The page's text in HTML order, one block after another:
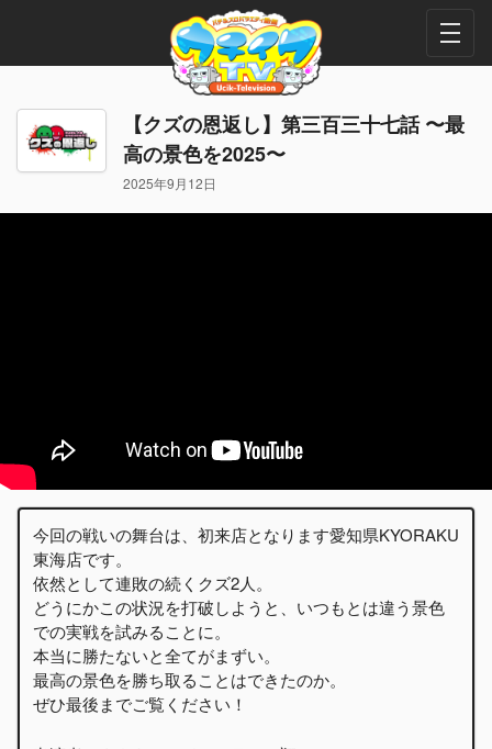
【クズの恩返し】第三百三十七話 〜最
高の景色を2025〜
2025年9月12日
今回の戦いの舞台は、初来店となります愛知県KYORAKU
東海店です。
依然として連敗の続くクズ2人。
どうにかこの状況を打破しようと、いつもとは違う景色
での実戦を試みることに。
本当に勝たないと全てがまずい。
最高の景色を勝ち取ることはできたのか。
ぜひ最後までご覧ください！